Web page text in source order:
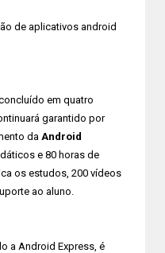
de aplicativos android
em quatro
garantido por
daAndroid
e 80 horas de
os estudos, 200 vídeos
ao aluno.
a Android Express, é